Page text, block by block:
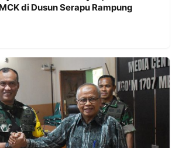
di Dusun Serapu Rampung